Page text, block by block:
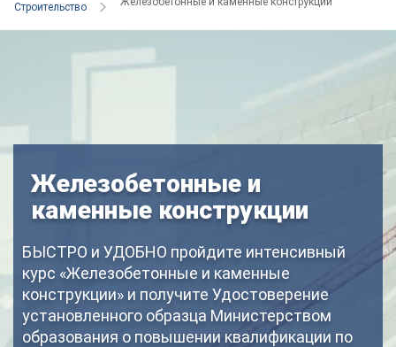
Строительство
Железобетонные и
каменные конструкции
БЫСТРО и УДОБНО пройдите интенсивный
курс «Железобетонные и каменные
конструкции» и получите Удостоверение
установленного образца Министерством
образования о повышении квалификации по